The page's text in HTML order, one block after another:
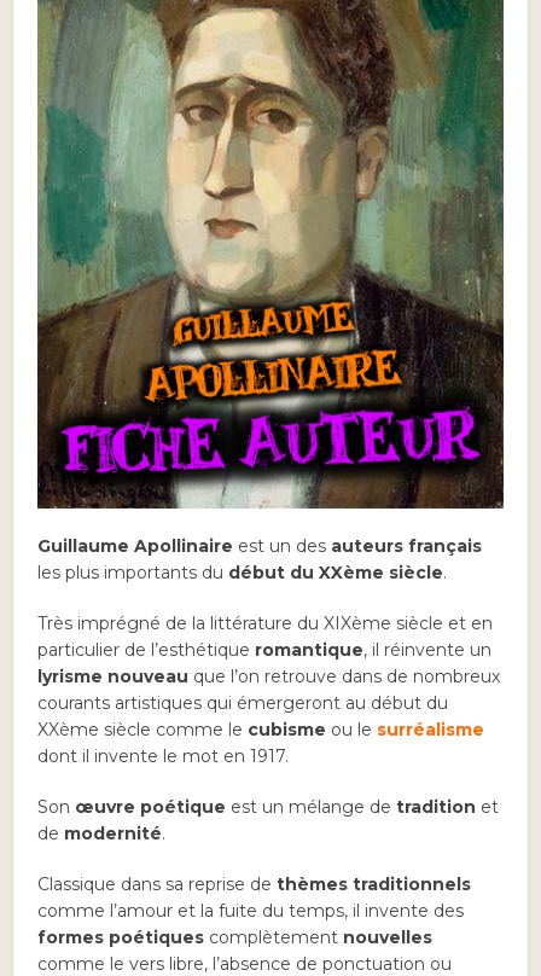
Guillaume Apollinaire est un des auteurs français
les plus importants du début du XXème siècle.
Très imprégné de la littérature du XIXème siècle et en
particulier de l’esthétique romantique, il réinvente un
lyrisme nouveau que l’on retrouve dans de nombreux
courants artistiques qui émergeront au début du
XXème siècle comme le cubisme ou le surréalisme
dont il invente le mot en 1917.
Son œuvre poétique est un mélange detradition et
de modernité.
Classique dans sa reprise dethèmes traditionnels
comme l’amour et la fuite du temps, il invente des
formes poétiques complètement nouvelles
comme le vers libre, l’absence de ponctuation ou